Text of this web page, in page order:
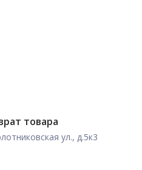
товара
ул., д.5к3